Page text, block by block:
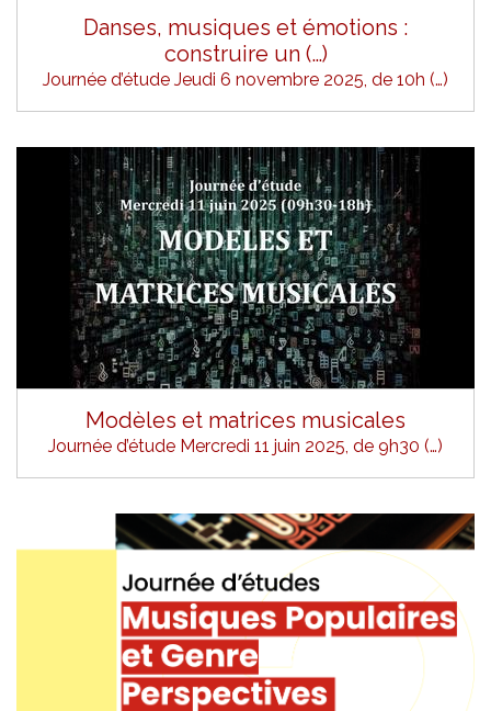
Danses, musiques et émotions :
construire un (…)
Journée d’étude Jeudi 6 novembre 2025, de 10h (…)
Modèles et matrices musicales
Journée d’étude Mercredi 11 juin 2025, de 9h30 (…)